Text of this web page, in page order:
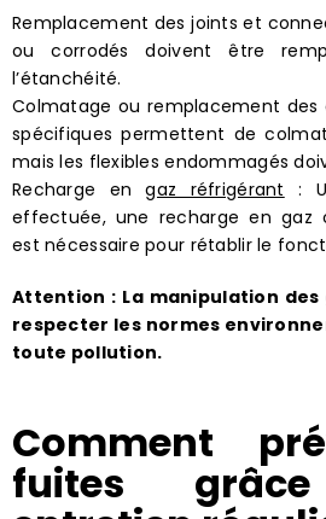
Remplacement des joints et
ou corrodés doivent être
l’étanchéité.
Colmatage ou remplacement des
spécifiques permettent de
mais les flexibles endommagés
Recharge engaz réfrigérant :
effectuée, une recharge en gaz
est nécessaire pour rétablir le
Attention : La manipulation
respecter les normes
toute pollution.
Comment
fuites